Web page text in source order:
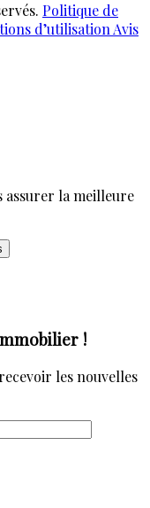
Politique de
d’utilisationAvis
assurer la meilleure
!
les nouvelles